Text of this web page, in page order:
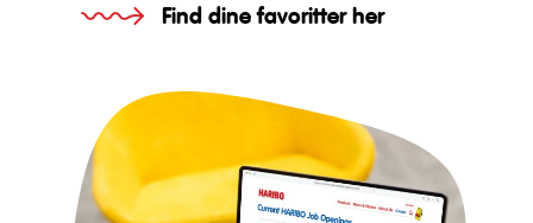
Find dine favoritter her